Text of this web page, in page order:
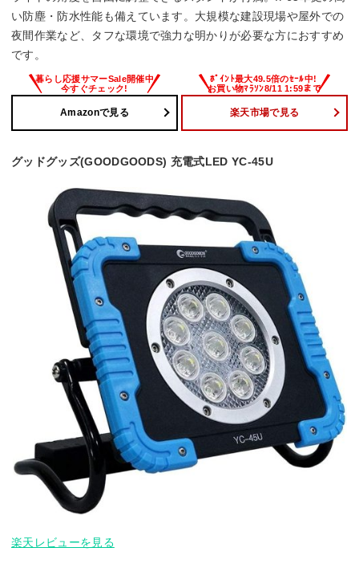
い防塵・防水性能も備えています。大規模な建設現場や屋外での
夜間作業など、タフな環境で強力な明かりが必要な方におすすめ
です。
Amazonで見る 楽天市場で見る
グッドグッズ(GOODGOODS) 充電式LED YC-45U
楽天レビューを見る